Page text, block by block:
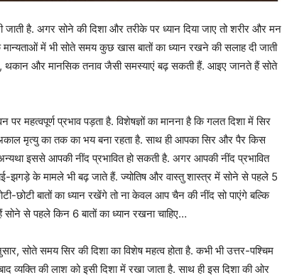
है. अगर सोने की दिशा और तरीके पर ध्यान दिया जाए तो शरीर और मन
मान्यताओं में भी सोते समय कुछ खास बातों का ध्यान रखने की सलाह दी जाती
थकान और मानसिक तनाव जैसी समस्याएं बढ़ सकती हैं. आइए जानते हैं सोते
महत्वपूर्ण प्रभाव पड़ता है. विशेषज्ञों का मानना है कि गलत दिशा में सिर
मृत्यु का तक का भय बना रहता है. साथ ही आपका सिर और पैर किस
इससे आपकी नींद प्रभावित हो सकती है. अगर आपकी नींद प्रभावित
झगड़े के मामले भी बढ़ जाते हैं. ज्योतिष और वास्तु शास्त्र में सोने से पहले 5
छोटी बातों का ध्यान रखेंगे तो ना केवल आप चैन की नींद सो पाएंगे बल्कि
से पहले किन 6 बातों का ध्यान रखना चाहिए…
सोते समय सिर की दिशा का विशेष महत्व होता है. कभी भी उत्तर-पश्चिम
व्यक्ति की लाश को इसी दिशा में रखा जाता है. साथ ही इस दिशा की ओर